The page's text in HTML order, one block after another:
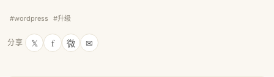
#wordpress #升级
分享 𝕏 f 微 ✉